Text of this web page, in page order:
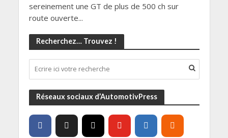
sereinement une GT de plus de 500 ch sur
route ouverte...
Recherchez… Trouvez !
Réseaux sociaux d’AutomotivPress